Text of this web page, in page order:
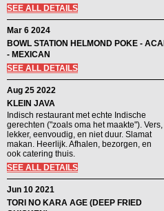
SEE ALL DETAILS
Mar 6 2024
BOWL STATION HELMOND POKE - ACAI
- MEXICAN
SEE ALL DETAILS
Aug 25 2022
KLEIN JAVA
Indisch restaurant met echte Indische
gerechten ("zoals oma het maakte"). Vers,
lekker, eenvoudig, en niet duur. Slamat
makan. Heerlijk. Afhalen, bezorgen, en
ook catering thuis.
SEE ALL DETAILS
Jun 10 2021
TORI NO KARA AGE (DEEP FRIED